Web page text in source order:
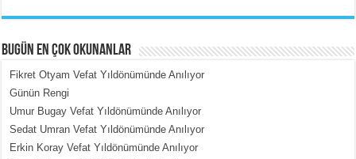
MEHMET ÇOBAN
İçerdeki Put Dışardaki Maskeler...
BUGÜN EN ÇOK OKUNANLAR
Fikret Otyam Vefat Yıldönümünde Anılıyor
Günün Rengi
Umur Bugay Vefat Yıldönümünde Anılıyor
Sedat Umran Vefat Yıldönümünde Anılıyor
Erkin Koray Vefat Yıldönümünde Anılıyor